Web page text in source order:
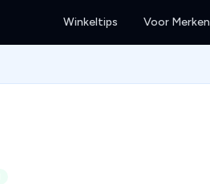
Winkeltips Voor Merken